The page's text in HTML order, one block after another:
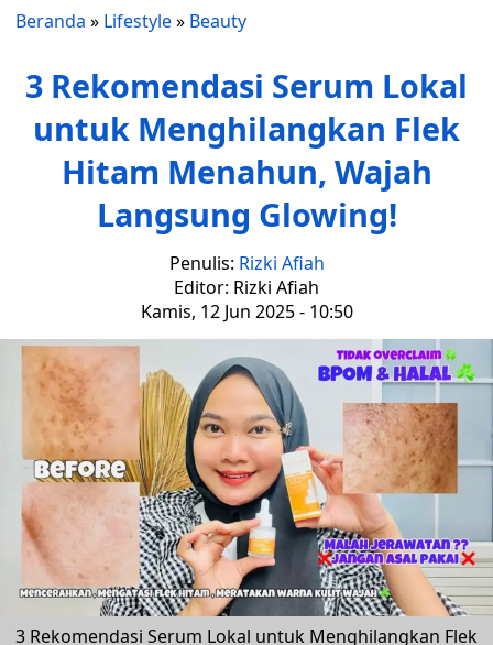
Beranda » Lifestyle» Beauty
3 Rekomendasi Serum Lokal
untuk Menghilangkan Flek
Hitam Menahun, Wajah
Langsung Glowing!
Penulis: Rizki Afiah
Editor: Rizki Afiah
Kamis, 12 Jun 2025 - 10:50
3 Rekomendasi Serum Lokal untuk Menghilangkan Flek